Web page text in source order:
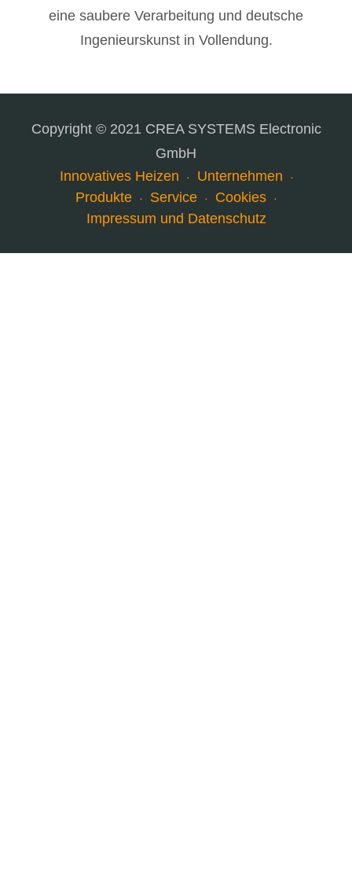
eine saubere Verarbeitung und deutsche
Ingenieurskunst in Vollendung.
Copyright © 2021 CREA SYSTEMS Electronic
GmbH
Innovatives Heizen
Unternehmen
Produkte
Service
Cookies
Impressum und Datenschutz